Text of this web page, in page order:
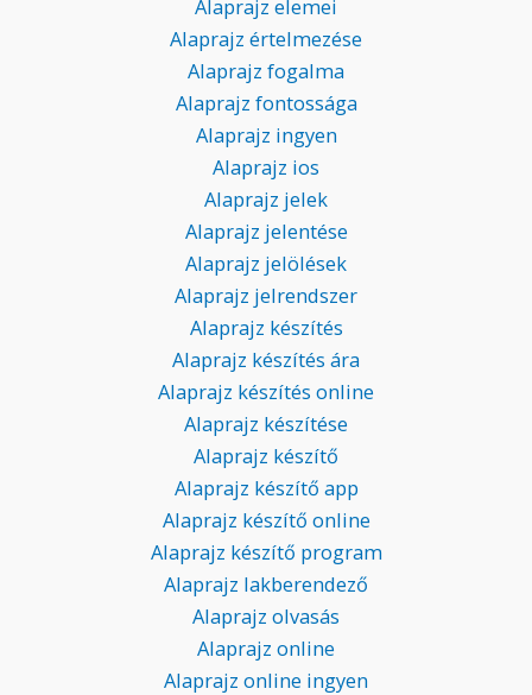
Alaprajz elemei
Alaprajz értelmezése
Alaprajz fogalma
Alaprajz fontossága
Alaprajz ingyen
Alaprajz ios
Alaprajz jelek
Alaprajz jelentése
Alaprajz jelölések
Alaprajz jelrendszer
Alaprajz készítés
Alaprajz készítés ára
Alaprajz készítés online
Alaprajz készítése
Alaprajz készítő
Alaprajz készítő app
Alaprajz készítő online
Alaprajz készítő program
Alaprajz lakberendező
Alaprajz olvasás
Alaprajz online
Alaprajz online ingyen